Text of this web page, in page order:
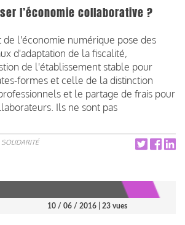
l’économie collaborative ?
l'économie numérique pose des
d'adaptation de la fiscalité,
de l'établissement stable pour
formes et celle de la distinction
et le partage de frais pour
Ils ne sont pas
10 / 06 / 2016 | 23 vues